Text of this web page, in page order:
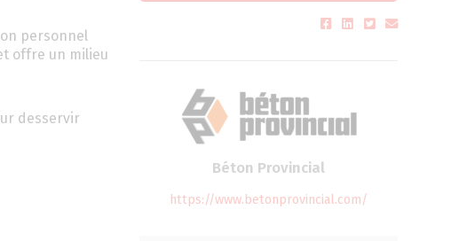
personnel
offre un milieu
desservir
Béton Provincial
https://www.betonprovincial.com/